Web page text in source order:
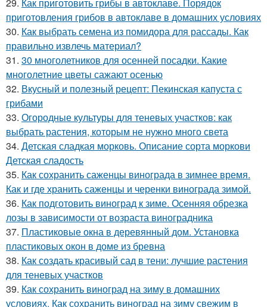
29. Как приготовить грибы в автоклаве. Порядок
приготовления грибов в автоклаве в домашних условиях
30. Как выбрать семена из помидора для рассады. Как
правильно извлечь материал?
31. 30 многолетников для осенней посадки. Какие
многолетние цветы сажают осенью
32. Вкусный и полезный рецепт: Пекинская капуста с
грибами
33. Огородные культуры для теневых участков: как
выбрать растения, которым не нужно много света
34. Детская сладкая морковь. Описание сорта моркови
Детская сладость
35. Как сохранить саженцы винограда в зимнее время.
Как и где хранить саженцы и черенки винограда зимой.
36. Как подготовить виноград к зиме. Осенняя обрезка
лозы в зависимости от возраста виноградника
37. Пластиковые окна в деревянный дом. Установка
пластиковых окон в доме из бревна
38. Как создать красивый сад в тени: лучшие растения
для теневых участков
39. Как сохранить виноград на зиму в домашних
условиях. Как сохранить виноград на зиму свежим в